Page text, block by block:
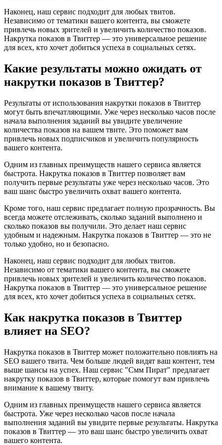
Наконец, наш сервис подходит для любых твитов.
Независимо от тематики вашего контента, вы сможете
привлечь новых зрителей и увеличить количество показов.
Накрутка показов в Твиттер — это универсальное решение
для всех, кто хочет добиться успеха в социальных сетях.
Какие результаты можно ожидать от
накрутки показов в Твиттер?
Результаты от использования накрутки показов в Твиттер
могут быть впечатляющими. Уже через несколько часов после
начала выполнения заданий вы увидите увеличение
количества показов на вашем твите. Это поможет вам
привлечь новых подписчиков и увеличить популярность
вашего контента.
Одним из главных преимуществ нашего сервиса является
быстрота. Накрутка показов в Твиттер позволяет вам
получить первые результаты уже через несколько часов. Это
ваш шанс быстро увеличить охват вашего контента.
Кроме того, наш сервис предлагает полную прозрачность. Вы
всегда можете отслеживать, сколько заданий выполнено и
сколько показов вы получили. Это делает наш сервис
удобным и надежным. Накрутка показов в Твиттер — это не
только удобно, но и безопасно.
Наконец, наш сервис подходит для любых твитов.
Независимо от тематики вашего контента, вы сможете
привлечь новых зрителей и увеличить количество показов.
Накрутка показов в Твиттер — это универсальное решение
для всех, кто хочет добиться успеха в социальных сетях.
Как накрутка показов в Твиттер
влияет на SEO?
Накрутка показов в Твиттер может положительно повлиять на
SEO вашего твита. Чем больше людей видят ваш контент, тем
выше шансы на успех. Наш сервис "Смм Пират" предлагает
накрутку показов в Твиттер, которые помогут вам привлечь
внимание к вашему твиту.
Одним из главных преимуществ нашего сервиса является
быстрота. Уже через несколько часов после начала
выполнения заданий вы увидите первые результаты. Накрутка
показов в Твиттер — это ваш шанс быстро увеличить охват
вашего контента.